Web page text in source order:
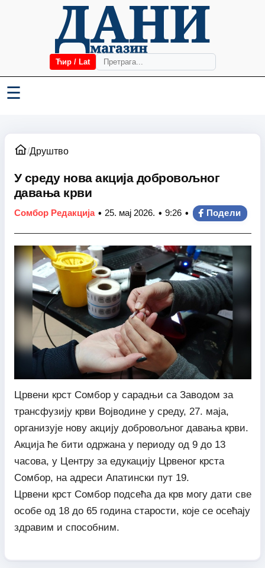
Ћир / Lat
☰
/Друштво
У среду нова акција добровољног
давања крви
Сомбор Редакција • 25. мај 2026. • 9:26 • Подели
Црвени крст Сомбор у сарадњи са Заводом за
трансфузију крви Војводине у среду, 27. маја,
организује нову акцију добровољног давања крви.
Акција ће бити одржана у периоду од 9 до 13
часова, у Центру за едукацију Црвеног крста
Сомбор, на адреси Апатински пут 19.
Црвени крст Сомбор подсећа да крв могу дати све
особе од 18 до 65 година старости, које се осећају
здравим и способним.